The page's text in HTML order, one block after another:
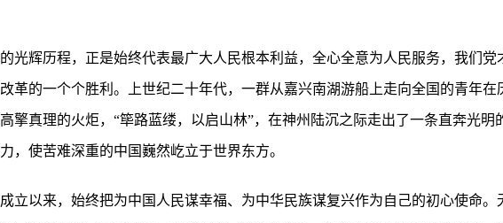
光辉历程，正是始终代表最广大人民根本利益，全心全意为人民服务，我们党
革的一个个胜利。上世纪二十年代，一群从嘉兴南湖游船上走向全国的青年在
擎真理的火炬，“筚路蓝缕，以启山林”，在神州陆沉之际走出了一条直奔光明
，使苦难深重的中国巍然屹立于世界东方。
立以来，始终把为中国人民谋幸福、为中华民族谋复兴作为自己的初心使命